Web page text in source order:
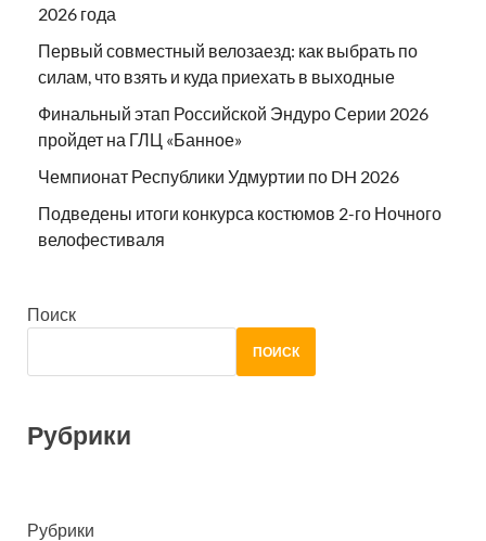
2026 года
Первый совместный велозаезд: как выбрать по
силам, что взять и куда приехать в выходные
Финальный этап Российской Эндуро Серии 2026
пройдет на ГЛЦ «Банное»
Чемпионат Республики Удмуртии по DH 2026
Подведены итоги конкурса костюмов 2-го Ночного
велофестиваля
Поиск
ПОИСК
Рубрики
Рубрики